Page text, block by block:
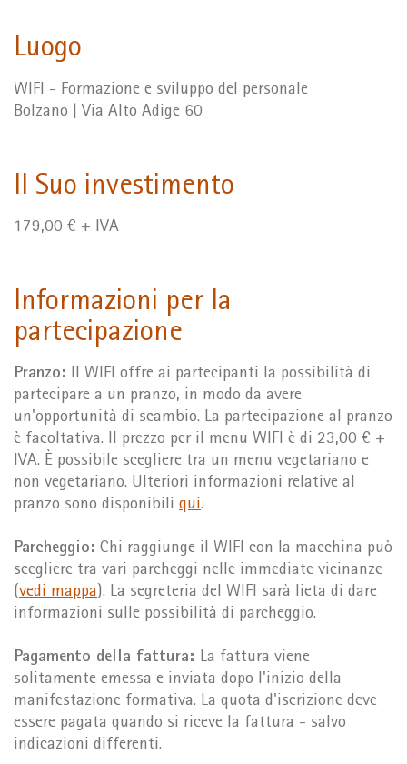
Luogo
WIFI - Formazione e sviluppo del personale
Bolzano | Via Alto Adige 60
Il Suo investimento
179,00 € + IVA
Informazioni per la
partecipazione
Pranzo: Il WIFI offre ai partecipanti la possibilità di
partecipare a un pranzo, in modo da avere
un'opportunità di scambio. La partecipazione al pranzo
è facoltativa. Il prezzo per il menu WIFI è di 23,00 € +
IVA. È possibile scegliere tra un menu vegetariano e
non vegetariano. Ulteriori informazioni relative al
pranzo sono disponibili qui.
Parcheggio: Chi raggiunge il WIFI con la macchina può
scegliere tra vari parcheggi nelle immediate vicinanze
(vedi mappa). La segreteria del WIFI sarà lieta di dare
informazioni sulle possibilità di parcheggio.
Pagamento della fattura: La fattura viene
solitamente emessa e inviata dopo l'inizio della
manifestazione formativa. La quota d'iscrizione deve
essere pagata quando si riceve la fattura - salvo
indicazioni differenti.